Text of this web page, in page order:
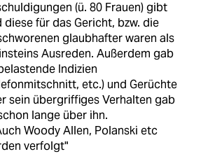
(ü. 80 Frauen) gibt
diese für das Gericht, bzw. die
glaubhafter waren als
Ausreden. Außerdem gab
Indizien
etc.) und Gerüchte
sein übergriffiges Verhalten gab
lange über ihn.
Woody Allen, Polanski etc
verfolgt"